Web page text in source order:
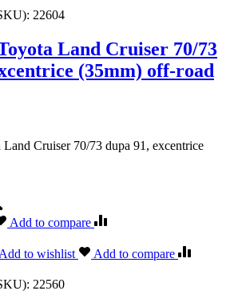
22604
Land Cruiser 70/73
(35mm) off-road
Cruiser 70/73 dupa 91, excentrice
Add to compare
to wishlist Add to compare
22560